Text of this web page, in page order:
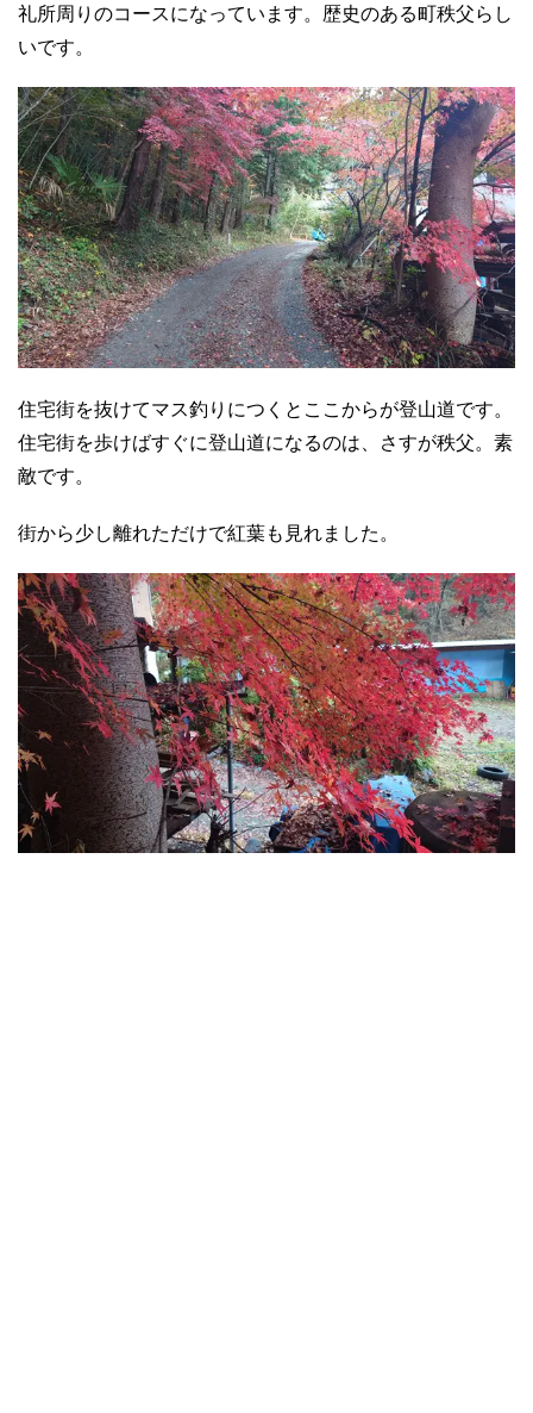
礼所周りのコースになっています。歴史のある町秩父らし
いです。
住宅街を抜けてマス釣りにつくとここからが登山道です。
住宅街を歩けばすぐに登山道になるのは、さすが秩父。素
敵です。
街から少し離れただけで紅葉も見れました。